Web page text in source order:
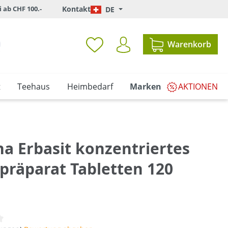
CHF 100.- Kontakt DE
Warenkorb
Teehaus Heimbedarf Marken AKTIONEN
Erbasit konzentriertes
Tabletten 120